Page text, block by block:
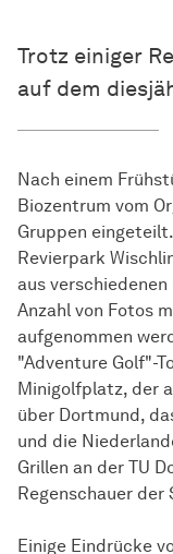
Trotz einiger
auf dem
Nach einem
Biozentrum vom
Gruppen
Revierpark
aus
Anzahl von Fotos
aufgenommen
"Adventure Golf"-
Minigolfplatz, der
über Dortmund,
und die
Grillen an der TU
Regenschauer
Einige Eindrücke